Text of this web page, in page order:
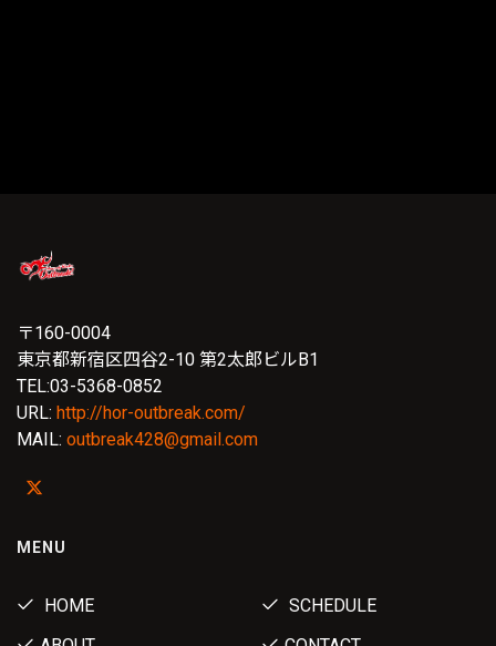
〒160-0004
東京都新宿区四谷2-10 第2太郎ビルB1
TEL:03-5368-0852
URL: http://hor-outbreak.com/
MAIL: outbreak428@gmail.com
MENU
HOME
SCHEDULE